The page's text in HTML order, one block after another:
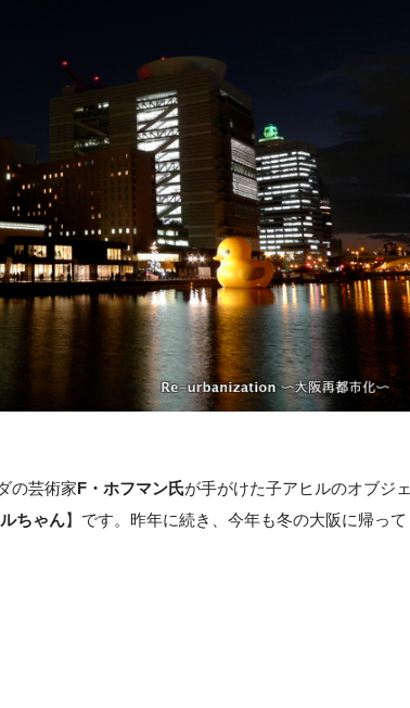
の芸術家F・ホフマン氏が手がけた子アヒルのオブジェ
ルちゃん】です。昨年に続き、今年も冬の大阪に帰って